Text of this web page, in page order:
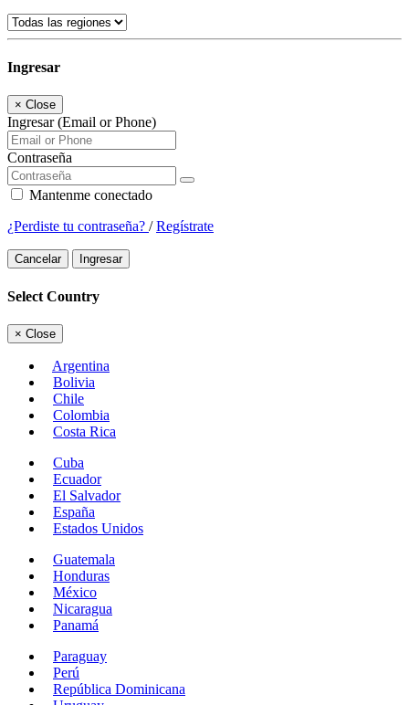
Ingresar
× Close
Ingresar (Email or Phone)
Contraseña
Mantenme conectado
¿Perdiste tu contraseña? /Regístrate
Cancelar Ingresar
Select Country
× Close
Argentina
Bolivia
Chile
Colombia
Costa Rica
Cuba
Ecuador
El Salvador
España
Estados Unidos
Guatemala
Honduras
México
Nicaragua
Panamá
Paraguay
Perú
República Dominicana